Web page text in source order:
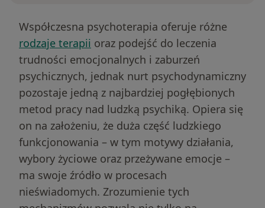
Współczesna psychoterapia oferuje różne
rodzaje terapii oraz podejść do leczenia
trudności emocjonalnych i zaburzeń
psychicznych, jednak nurt psychodynamiczny
pozostaje jedną z najbardziej pogłębionych
metod pracy nad ludzką psychiką. Opiera się
on na założeniu, że duża część ludzkiego
funkcjonowania – w tym motywy działania,
wybory życiowe oraz przeżywane emocje –
ma swoje źródło w procesach
nieświadomych. Zrozumienie tych